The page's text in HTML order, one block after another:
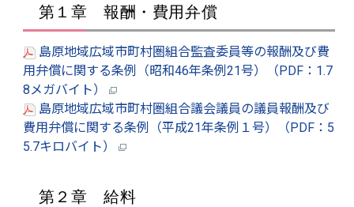
第１章 報酬・費用弁償
島原地域広域市町村圏組合監査委員等の報酬及び費
用弁償に関する条例（昭和46年条例21号）（PDF：1.7
8メガバイト）
島原地域広域市町村圏組合議会議員の議員報酬及び
費用弁償に関する条例（平成21年条例１号）（PDF：5
5.7キロバイト）
第２章 給料